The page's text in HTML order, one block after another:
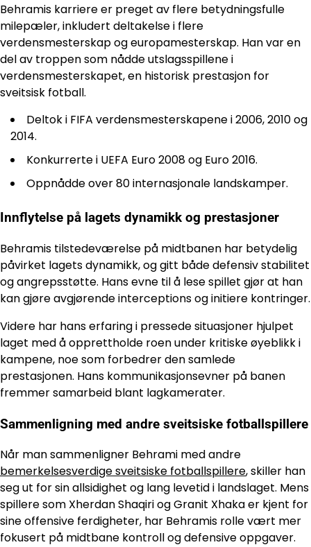
Behramis karriere er preget av flere betydningsfulle
milepæler, inkludert deltakelse i flere
verdensmesterskap og europamesterskap. Han var en
del av troppen som nådde utslagsspillene i
verdensmesterskapet, en historisk prestasjon for
sveitsisk fotball.
Deltok i FIFA verdensmesterskapene i 2006, 2010 og
2014.
Konkurrerte i UEFA Euro 2008 og Euro 2016.
Oppnådde over 80 internasjonale landskamper.
Innflytelse på lagets dynamikk og prestasjoner
Behramis tilstedeværelse på midtbanen har betydelig
påvirket lagets dynamikk, og gitt både defensiv stabilitet
og angrepsstøtte. Hans evne til å lese spillet gjør at han
kan gjøre avgjørende interceptions og initiere kontringer.
Videre har hans erfaring i pressede situasjoner hjulpet
laget med å opprettholde roen under kritiske øyeblikk i
kampene, noe som forbedrer den samlede
prestasjonen. Hans kommunikasjonsevner på banen
fremmer samarbeid blant lagkamerater.
Sammenligning med andre sveitsiske fotballspillere
Når man sammenligner Behrami med andre
bemerkelsesverdige sveitsiske fotballspillere, skiller han
seg ut for sin allsidighet og lang levetid i landslaget. Mens
spillere som Xherdan Shaqiri og Granit Xhaka er kjent for
sine offensive ferdigheter, har Behramis rolle vært mer
fokusert på midtbane kontroll og defensive oppgaver.